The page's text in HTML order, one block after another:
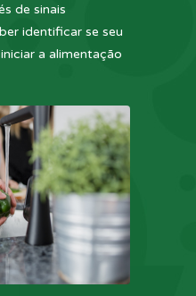
de sinais
identificar se seu
a alimentação